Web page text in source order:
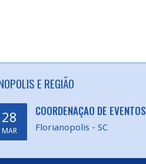
E REGIÃO
28
MAR
COORDENAÇAO DE EVENTOS
Florianopolis - SC